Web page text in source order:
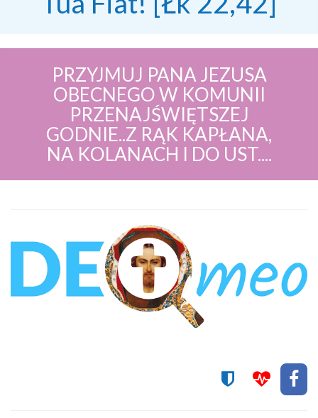
PRZYJMUJ PANA JEZUSA
OBECNEGO W KOMUNII
PRZENAJŚWIĘTSZEJ
GODNIE..Z RĄK KAPŁANA,
NA KOLANACH I DO UST....